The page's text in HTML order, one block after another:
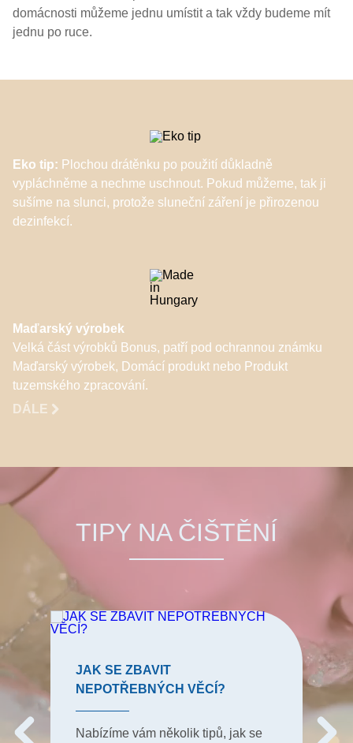
domácnosti můžeme jednu umístit a tak vždy budeme mít
jednu po ruce.
Eko tip: Plochou drátěnku po použití důkladně
vypláchněme a nechme uschnout. Pokud můžeme, tak ji
sušíme na slunci, protože sluneční záření je přirozenou
dezinfekcí.
Maďarský výrobek
Velká část výrobků Bonus, patří pod ochrannou známku
Maďarský výrobek, Domácí produkt nebo Produkt
tuzemského zpracování.
DÁLE
TIPY NA ČIŠTĚNÍ
JAK SE ZBAVIT
NEPOTŘEBNÝCH VĚCÍ?
Nabízíme vám několik tipů, jak se